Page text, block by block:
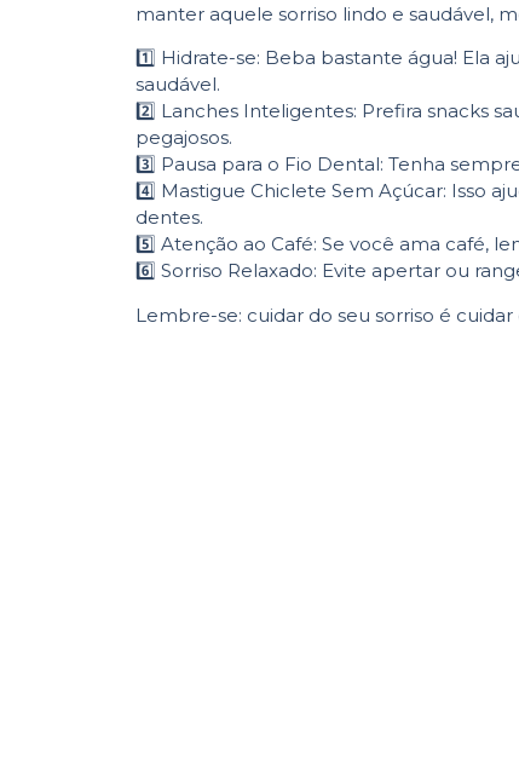
manter aquele sorriso lindo e saudável,
1️⃣ Hidrate-se: Beba bastante água! Ela
saudável.
2️⃣ Lanches Inteligentes: Prefira snacks
pegajosos.
3️⃣ Pausa para o Fio Dental: Tenha
4️⃣ Mastigue Chiclete Sem Açúcar: Isso
dentes.
5️⃣ Atenção ao Café: Se você ama café,
6️⃣ Sorriso Relaxado: Evite apertar ou
Lembre-se: cuidar do seu sorriso é